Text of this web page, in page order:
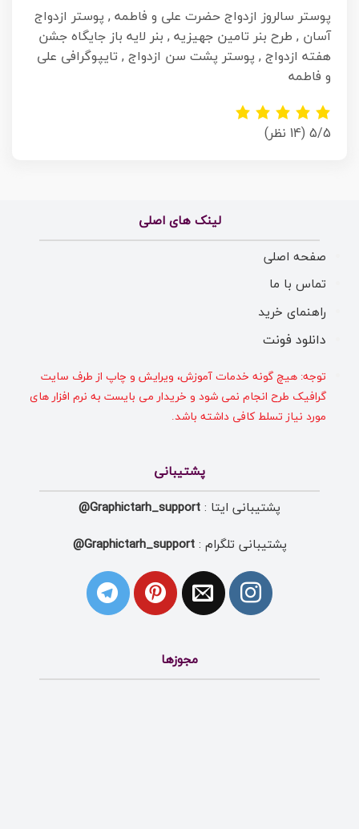
پوستر سالروز ازدواج حضرت علی و فاطمه , پوستر ازدواج
آسان , طرح بنر تامین جهیزیه , بنر لایه باز جایگاه جشن
هفته ازدواج , پوستر پشت سن ازدواج , تایپوگرافی علی
و فاطمه
5/5 (14 نظر)
لینک های اصلی
صفحه اصلی
تماس با ما
راهنمای خرید
دانلود فونت
توجه: هیچ گونه خدمات آموزش، ویرایش و چاپ از طرف سایت
گرافیک طرح انجام نمی شود و خریدار می بایست به نرم افزار های
مورد نیاز تسلط کافی داشته باشد.
پشتیبانی
پشتیبانی ایتا : Graphictarh_support@
پشتیبانی تلگرام :Graphictarh_support@
مجوزها